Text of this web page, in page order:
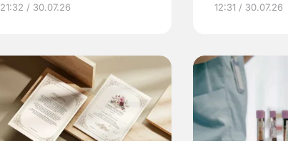
21:32 / 30.07.26 12:31 / 30.07.26